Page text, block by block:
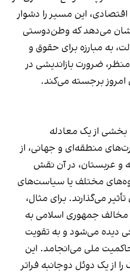
این مسیر را دشوار
می‌دهد که وطن‌دوستی
به مبارزه برای حقوق و
ضرورت بازاندیشی در
امروز برجسته می‌کند.
بخشی از یک معادله
منطقه‌ای و جهانی، از
و عربستان، در آن نقش
گروه‌های مختلف یا سیاست‌های
می‌گذارند. برای مثال،
جمهوری اسلامی به
دیده می‌شود و به تقویت
ملی می‌انجامد. این
از یک دوئل دوجانبه فراتر